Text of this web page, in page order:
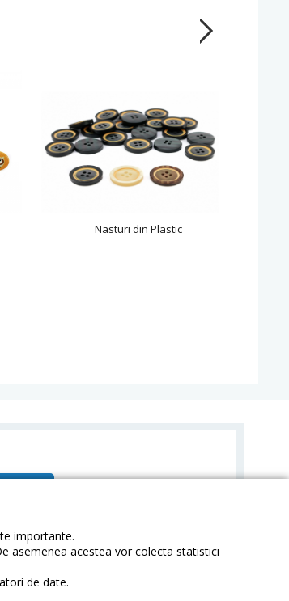
importante.
asemenea acestea vor colecta statistici
de date.
Nasturi din Plastic
Sitemap